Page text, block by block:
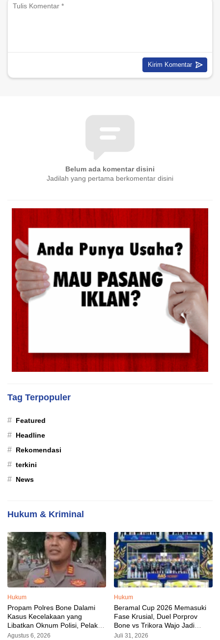
Belum ada komentar disini
Jadilah yang pertama berkomentar disini
Tag Terpopuler
# Featured
# Headline
# Rekomendasi
# terkini
# News
Hukum & Kriminal
Hukum
Propam Polres Bone Dalami
Kasus Kecelakaan yang
Libatkan Oknum Polisi, Pelaku
Sudah Diamankan
Agustus 6, 2026
Hukum
Beramal Cup 2026 Memasuki
Fase Krusial, Duel Porprov
Bone vs Trikora Wajo Jadi
Sorotan Malam Ini
Juli 31, 2026